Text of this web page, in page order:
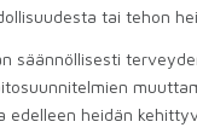
tai tehon
säännöllisesti
heidän